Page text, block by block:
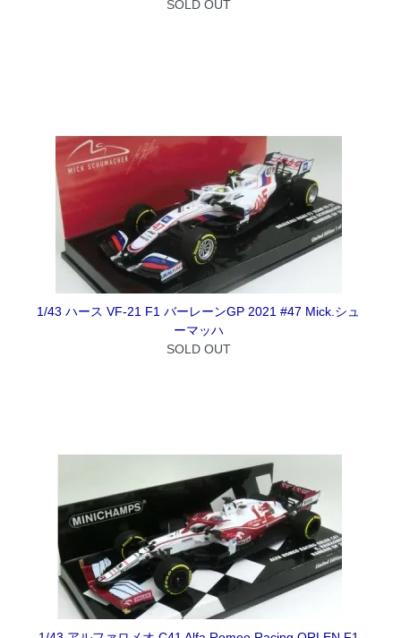
SOLD OUT
1/43 ハース VF-21 F1 バーレーンGP 2021 #47 Mick.シュ
ーマッハ
SOLD OUT